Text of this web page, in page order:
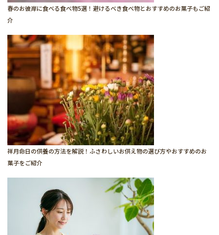
春のお彼岸に食べる食べ物5選！避けるべき食べ物とおすすめのお菓子もご紹
介
祥月命日の供養の方法を解説！ふさわしいお供え物の選び方やおすすめのお
菓子をご紹介